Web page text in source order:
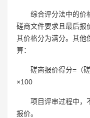
综合评分法中的价
磋商文件要求且最后报
其价格分为满分。其他
算：
磋商报价得分=（
×100
项目评审过程中，
报价。